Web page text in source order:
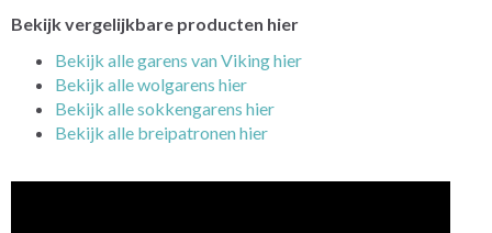
Bekijk vergelijkbare producten hier
Bekijk alle garens van Viking hier
Bekijk alle wolgarens hier
Bekijk alle sokkengarens hier
Bekijk alle breipatronen hier